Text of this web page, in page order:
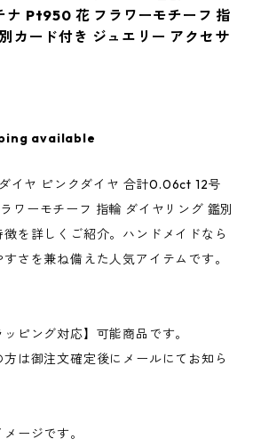
Pt950 花 フラワーモチーフ 指
カード付き ジュエリー アクセサ
available
イヤ ピンクダイヤ 合計0.06ct 12号
ワーモチーフ 指輪 ダイヤリング 鑑別
を詳しくご紹介。ハンドメイドなら
さを兼ね備えた人気アイテムです。
ピング対応】可能商品です。
は御注文確定後にメールにてお知ら
ージです。